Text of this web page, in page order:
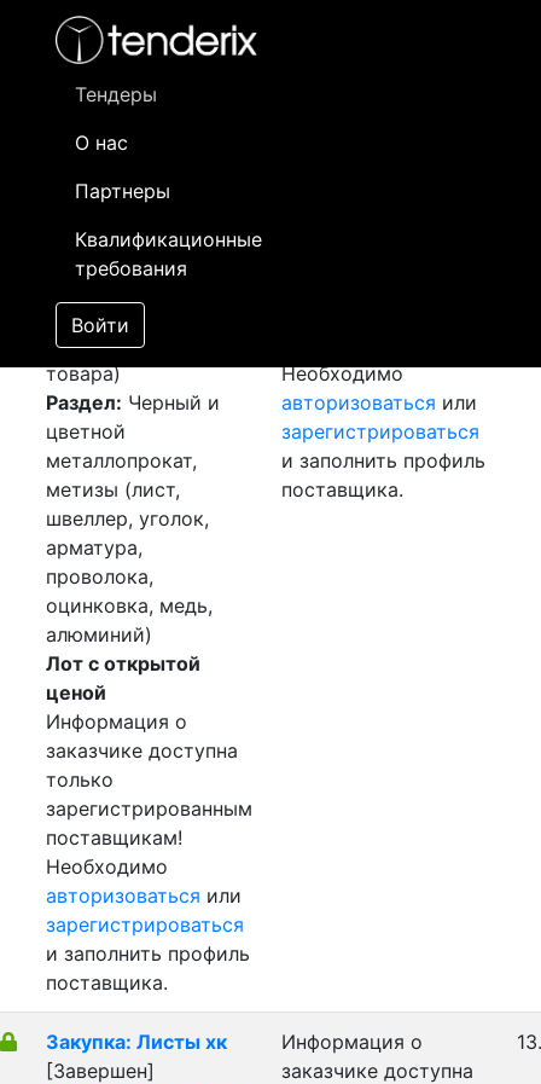
Тендеры
О нас
Партнеры
Квалификационные
требования
Войти
- активный лот
- сохраненный лот (не опубликован)
Закупка: Швеллер
лист и круги
[Завершен]
Лот №:2001
АУКЦИОН (покупка
товара)
Раздел: Черный и
цветной
металлопрокат,
метизы (лист,
швеллер, уголок,
арматура,
проволока,
оцинковка, медь,
алюминий)
Лот с открытой
ценой
Информация о
заказчике доступна
только
зарегистрированным
поставщикам!
Необходимо
авторизоваться или
зарегистрироваться
и заполнить профиль
поставщика.
Необходимо
авторизоваться или
зарегистрироваться
и заполнить профиль
поставщика.
Закупка: Листы хк
[Завершен]
Информация о
заказчике доступна